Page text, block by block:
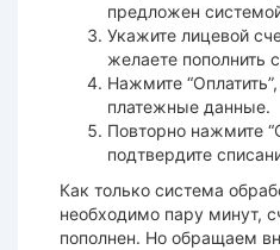
предложен
Укажите лицевой
желаете пополнить
Нажмите
платежные данные.
Повторно нажмите
подтвердите
Как только система
необходимо пару минут,
пополнен. Но обращаем